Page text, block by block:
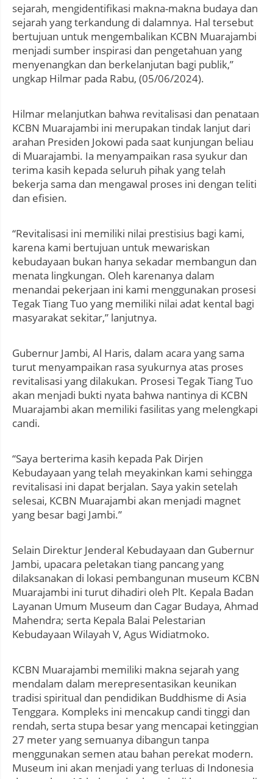
sejarah, mengidentifikasi makna-makna budaya dan
sejarah yang terkandung di dalamnya. Hal tersebut
bertujuan untuk mengembalikan KCBN Muarajambi
menjadi sumber inspirasi dan pengetahuan yang
menyenangkan dan berkelanjutan bagi publik,”
ungkap Hilmar pada Rabu, (05/06/2024).
Hilmar melanjutkan bahwa revitalisasi dan penataan
KCBN Muarajambi ini merupakan tindak lanjut dari
arahan Presiden Jokowi pada saat kunjungan beliau
di Muarajambi. Ia menyampaikan rasa syukur dan
terima kasih kepada seluruh pihak yang telah
bekerja sama dan mengawal proses ini dengan teliti
dan efisien.
“Revitalisasi ini memiliki nilai prestisius bagi kami,
karena kami bertujuan untuk mewariskan
kebudayaan bukan hanya sekadar membangun dan
menata lingkungan. Oleh karenanya dalam
menandai pekerjaan ini kami menggunakan prosesi
Tegak Tiang Tuo yang memiliki nilai adat kental bagi
masyarakat sekitar,” lanjutnya.
Gubernur Jambi, Al Haris, dalam acara yang sama
turut menyampaikan rasa syukurnya atas proses
revitalisasi yang dilakukan. Prosesi Tegak Tiang Tuo
akan menjadi bukti nyata bahwa nantinya di KCBN
Muarajambi akan memiliki fasilitas yang melengkapi
candi.
“Saya berterima kasih kepada Pak Dirjen
Kebudayaan yang telah meyakinkan kami sehingga
revitalisasi ini dapat berjalan. Saya yakin setelah
selesai, KCBN Muarajambi akan menjadi magnet
yang besar bagi Jambi.”
Selain Direktur Jenderal Kebudayaan dan Gubernur
Jambi, upacara peletakan tiang pancang yang
dilaksanakan di lokasi pembangunan museum KCBN
Muarajambi ini turut dihadiri oleh Plt. Kepala Badan
Layanan Umum Museum dan Cagar Budaya, Ahmad
Mahendra; serta Kepala Balai Pelestarian
Kebudayaan Wilayah V, Agus Widiatmoko.
KCBN Muarajambi memiliki makna sejarah yang
mendalam dalam merepresentasikan keunikan
tradisi spiritual dan pendidikan Buddhisme di Asia
Tenggara. Kompleks ini mencakup candi tinggi dan
rendah, serta stupa besar yang mencapai ketinggian
27 meter yang semuanya dibangun tanpa
menggunakan semen atau bahan perekat modern.
Museum ini akan menjadi yang terluas di Indonesia